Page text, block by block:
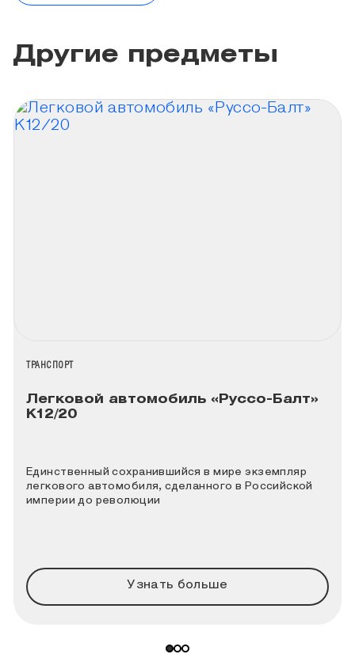
Другие предметы
НАЗВАНИЕ КОЛЛЕКЦИИ
ТРАНСПОРТ
Легковой автомобиль «Руссо-Балт»
К12/20
Единственный сохранившийся в мире экземпляр
легкового автомобиля, сделанного в Российской
империи до революции
Узнать больше